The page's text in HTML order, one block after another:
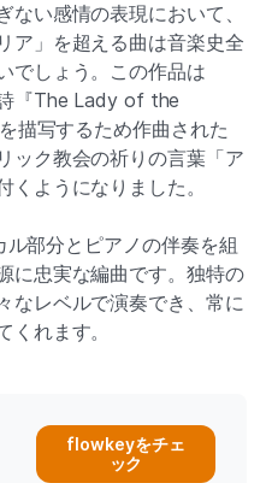
い感情の表現において、
ア」を超える曲は音楽史全
でしょう。この作品は
『The Lady of the
描写するため作曲された
ック教会の祈りの言葉「ア
ようになりました。
部分とピアノの伴奏を組
に忠実な編曲です。独特の
なレベルで演奏でき、常に
れます。
flowkeyをチェ
ック